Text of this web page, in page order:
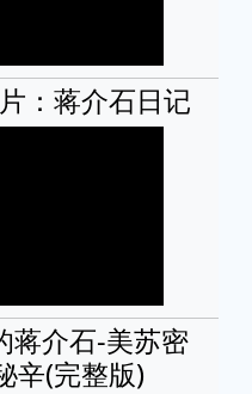
：蒋介石日记
蒋介石-美苏密
辛(完整版)